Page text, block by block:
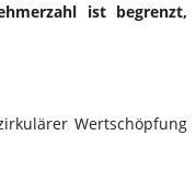
ist begrenzt,
Wertschöpfung